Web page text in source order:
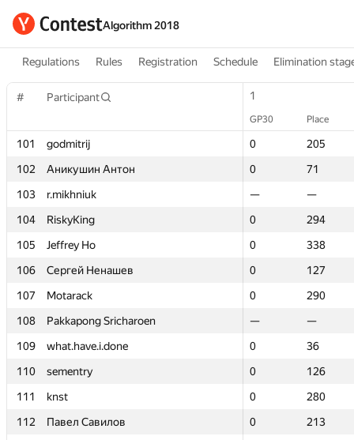
Algorithm 2018
Regulations Rules Registration Schedule Elimination
# Participant 1
GP30 Place
101 godmitrij 0
205
102
Аникушин Антон 0
71
103
r.mikhniuk —
—
104
RiskyKing 0
294
105
Jeffrey Ho 0
338
106
Сергей Ненашев 0
127
107
Motarack 0
290
108
Pakkapong Sricharoen —
—
109
what.have.i.done 0
36
110
sementry 0
126
111
knst 0
280
112
Павел Савилов 0
213
# Participant 1
GP30 Place
101 godmitrij 0
205
102
Аникушин Антон 0
71
103
r.mikhniuk —
—
104
RiskyKing 0
294
105
Jeffrey Ho 0
338
106
Сергей Ненашев 0
127
107
Motarack 0
290
108
Pakkapong Sricharoen —
—
109
what.have.i.done 0
36
110
sementry 0
126
111
knst 0
280
112
Павел Савилов 0
213